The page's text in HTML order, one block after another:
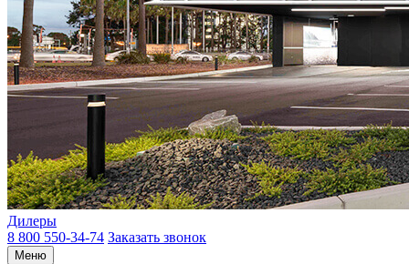
Дилеры
8 800 550-34-74 Заказать звонок
Меню